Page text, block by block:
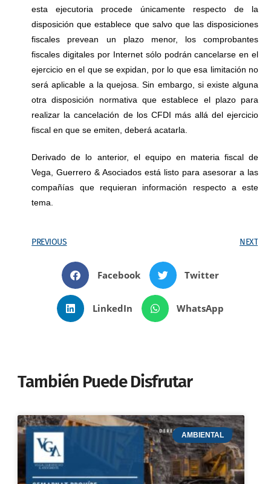
esta ejecutoria procede únicamente respecto de la
disposición que establece que salvo que las disposiciones
fiscales prevean un plazo menor, los comprobantes
fiscales digitales por Internet sólo podrán cancelarse en el
ejercicio en el que se expidan, por lo que esa limitación no
será aplicable a la quejosa. Sin embargo, si existe alguna
otra disposición normativa que establece el plazo para
realizar la cancelación de los CFDI más allá del ejercicio
fiscal en que se emiten, deberá acatarla.
Derivado de lo anterior, el equipo en materia fiscal de
Vega, Guerrero & Asociados está listo para asesorar a las
compañías que requieran información respecto a este
tema.
PREVIOUS NEXT
Facebook Twitter
LinkedIn WhatsApp
También Puede Disfrutar
AMBIENTAL